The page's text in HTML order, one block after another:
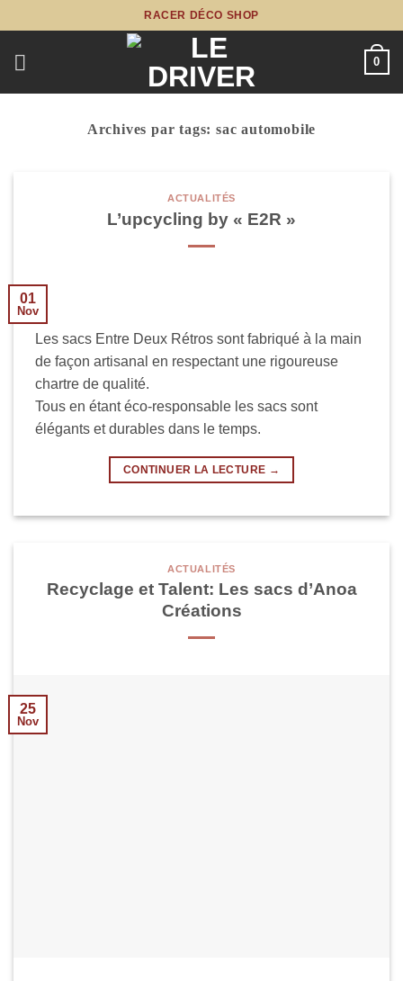
au
contenu
RACER DÉCO SHOP
0
Archives par tags: sac automobile
ACTUALITÉS
L’upcycling by « E2R »
01
Nov
Les sacs Entre Deux Rétros sont fabriqué à la main
de façon artisanal en respectant une rigoureuse
chartre de qualité.
Tous en étant éco-responsable les sacs sont
élégants et durables dans le temps.
CONTINUER LA LECTURE →
ACTUALITÉS
Recyclage et Talent: Les sacs d’Anoa
Créations
25
Nov